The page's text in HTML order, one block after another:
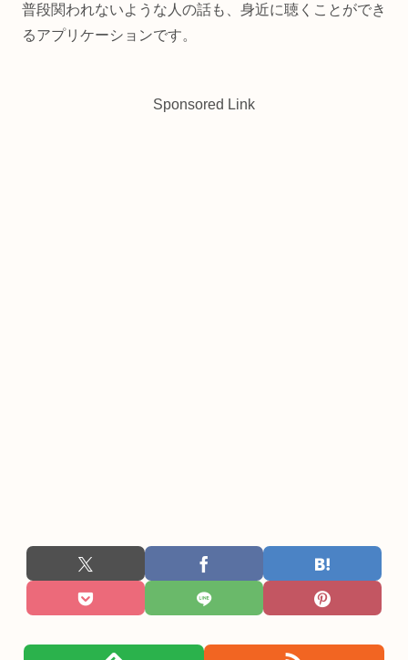
普段関われないような人の話も、身近に聴くことができ
るアプリケーションです。
Sponsored Link